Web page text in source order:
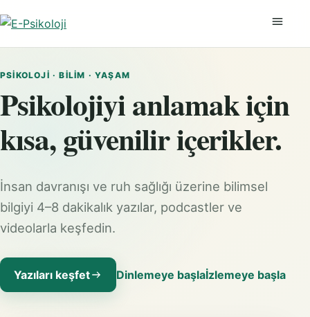
PSIKOLOJI · BILIM · YAŞAM
Psikolojiyi anlamak için
kısa, güvenilir içerikler.
İnsan davranışı ve ruh sağlığı üzerine bilimsel
bilgiyi 4–8 dakikalık yazılar, podcastler ve
videolarla keşfedin.
Yazıları keşfet Dinlemeye başlaİzlemeye başla